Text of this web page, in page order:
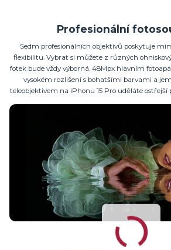
Profesionální
Sedm profesionálních objektivů poskytuje
flexibilitu. Vybrat si můžete z různých
fotek bude vždy výborná. 48Mpx hlavním
vysokém rozlišení s bohatšími barvami a
teleobjektivem na iPhonu 15 Pro uděláte ostřejší